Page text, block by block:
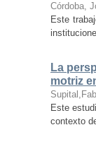
Córdoba,
Este
La
motriz
Este
contexto